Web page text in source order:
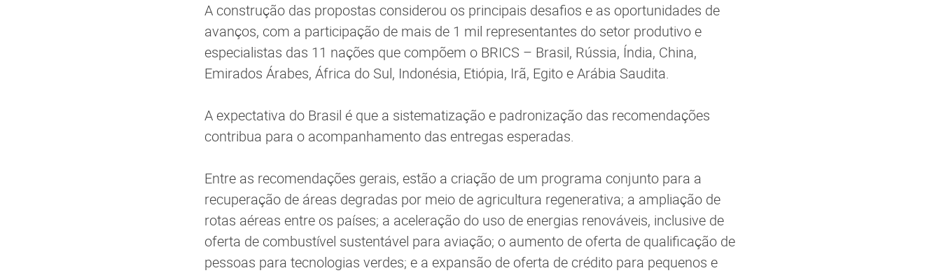
A construção das propostas considerou os principais desafios e as oportunidades de
avanços, com a participação de mais de 1 mil representantes do setor produtivo e
especialistas das 11 nações que compõem o BRICS – Brasil, Rússia, Índia, China,
Emirados Árabes, África do Sul, Indonésia, Etiópia, Irã, Egito e Arábia Saudita.
A expectativa do Brasil é que a sistematização e padronização das recomendações
contribua para o acompanhamento das entregas esperadas.
Entre as recomendações gerais, estão a criação de um programa conjunto para a
recuperação de áreas degradas por meio de agricultura regenerativa; a ampliação de
rotas aéreas entre os países; a aceleração do uso de energias renováveis, inclusive de
oferta de combustível sustentável para aviação; o aumento de oferta de qualificação de
pessoas para tecnologias verdes; e a expansão de oferta de crédito para pequenos e